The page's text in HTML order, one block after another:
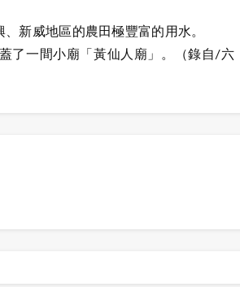
新威地區的農田極豐富的用水。
了一間小廟「黃仙人廟」。（錄自/六